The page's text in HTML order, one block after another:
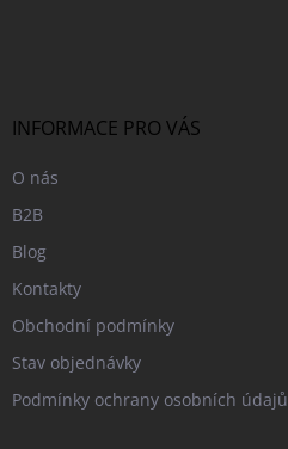
INFORMACE PRO VÁS
O nás
B2B
Blog
Kontakty
Obchodní podmínky
Stav objednávky
Podmínky ochrany osobních údajů